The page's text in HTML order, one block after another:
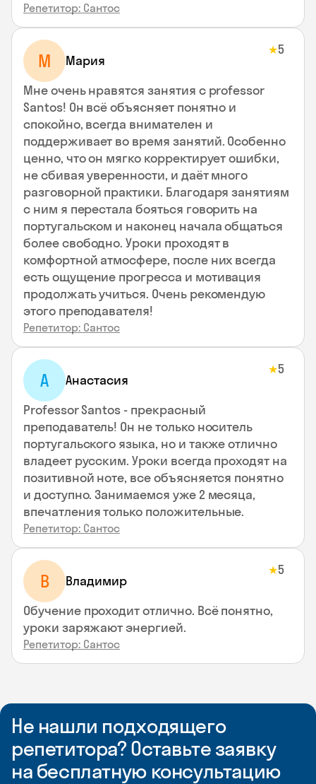
Репетитор: Сантос
М Мария
★5
Мне очень нравятся занятия с professor
Santos! Он всё объясняет понятно и
спокойно, всегда внимателен и
поддерживает во время занятий. Особенно
ценно, что он мягко корректирует ошибки,
не сбивая уверенности, и даёт много
разговорной практики. Благодаря занятиям
с ним я перестала бояться говорить на
португальском и наконец начала общаться
более свободно. Уроки проходят в
комфортной атмосфере, после них всегда
есть ощущение прогресса и мотивация
продолжать учиться. Очень рекомендую
этого преподавателя!
Репетитор: Сантос
А Анастасия
★5
Professor Santos - прекрасный
преподаватель! Он не только носитель
португальского языка, но и также отлично
владеет русским. Уроки всегда проходят на
позитивной ноте, все объясняется понятно
и доступно. Занимаемся уже 2 месяца,
впечатления только положительные.
Репетитор: Сантос
В Владимир
★5
Обучение проходит отлично. Всё понятно,
уроки заряжают энергией.
Репетитор: Сантос
Не нашли подходящего
репетитора? Оставьте заявку
на бесплатную консультацию